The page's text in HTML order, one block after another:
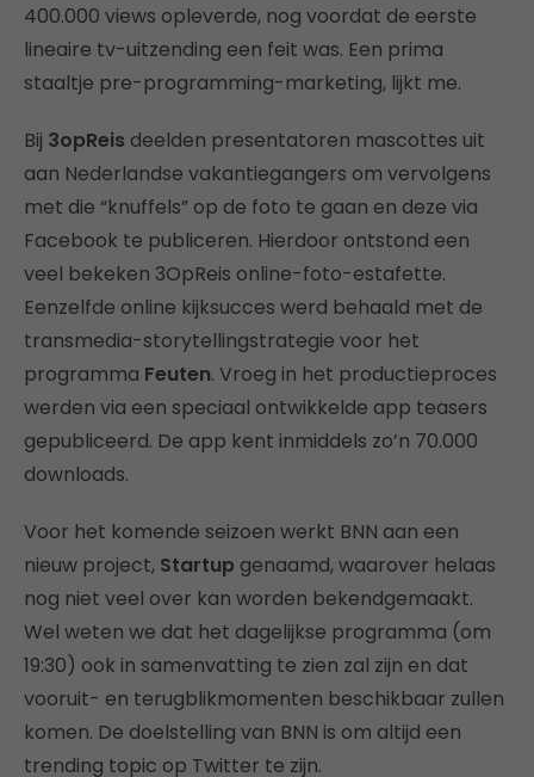
400.000 views opleverde, nog voordat de eerste
lineaire tv-uitzending een feit was. Een prima
staaltje pre-programming-marketing, lijkt me.
Bij 3opReis deelden presentatoren mascottes uit
aan Nederlandse vakantiegangers om vervolgens
met die “knuffels” op de foto te gaan en deze via
Facebook te publiceren. Hierdoor ontstond een
veel bekeken 3OpReis online-foto-estafette.
Eenzelfde online kijksucces werd behaald met de
transmedia-storytellingstrategie voor het
programma Feuten. Vroeg in het productieproces
werden via een speciaal ontwikkelde app teasers
gepubliceerd. De app kent inmiddels zo’n 70.000
downloads.
Voor het komende seizoen werkt BNN aan een
nieuw project, Startup genaamd, waarover helaas
nog niet veel over kan worden bekendgemaakt.
Wel weten we dat het dagelijkse programma (om
19:30) ook in samenvatting te zien zal zijn en dat
vooruit- en terugblikmomenten beschikbaar zullen
komen. De doelstelling van BNN is om altijd een
trending topic op Twitter te zijn.